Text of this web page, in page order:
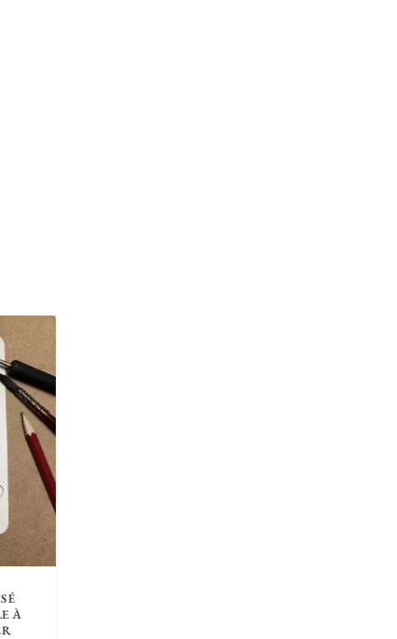
À